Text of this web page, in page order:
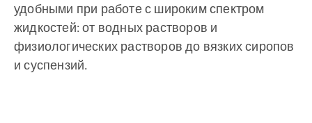
удобными при работе с широким спектром
жидкостей: от водных растворов и
физиологических растворов до вязких сиропов
и суспензий.